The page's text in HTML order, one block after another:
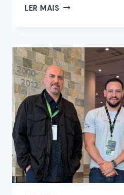
LER MAIS